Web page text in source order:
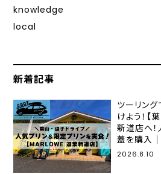
knowledge
local
新着記事
ツーリン
けよう！【
新道店へ
蓋を購入
2026.8.10